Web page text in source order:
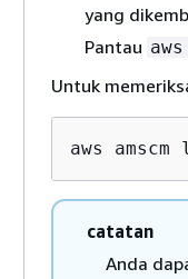
yang
Pantau
Untuk
aws
catatan
Anda